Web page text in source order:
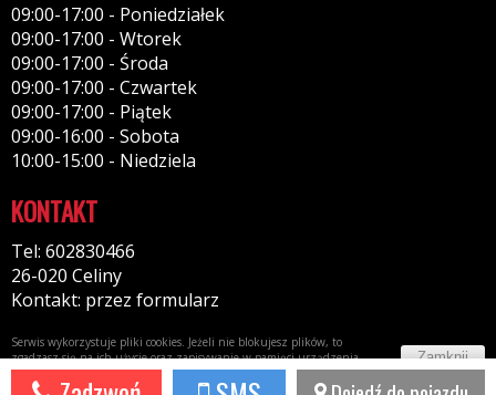
09:00-17:00 - Poniedziałek
09:00-17:00 - Wtorek
09:00-17:00 - Środa
09:00-17:00 - Czwartek
09:00-17:00 - Piątek
09:00-16:00 - Sobota
10:00-15:00 - Niedziela
KONTAKT
Tel: 602830466
26-020 Celiny
Kontakt: przez formularz
Serwis wykorzystuje pliki cookies. Jeżeli nie blokujesz plików, to
zgadzasz się na ich użycie oraz zapisywanie w pamięci urządzenia.
Więcej informacji wpolityce prywatności
Zamknij